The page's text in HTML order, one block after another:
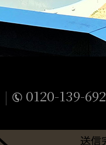
0120-139-692